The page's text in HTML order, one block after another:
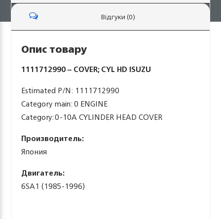
Відгуки (0)
Опис товару
1111712990 – COVER; CYL HD ISUZU
Estimated P/N: 1111712990
Category main: 0 ENGINE
Category: 0-10A CYLINDER HEAD COVER
Производитель:
Япония
Двигатель:
6SA1 (1985-1996)